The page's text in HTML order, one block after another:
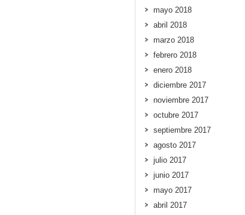
mayo 2018
abril 2018
marzo 2018
febrero 2018
enero 2018
diciembre 2017
noviembre 2017
octubre 2017
septiembre 2017
agosto 2017
julio 2017
junio 2017
mayo 2017
abril 2017